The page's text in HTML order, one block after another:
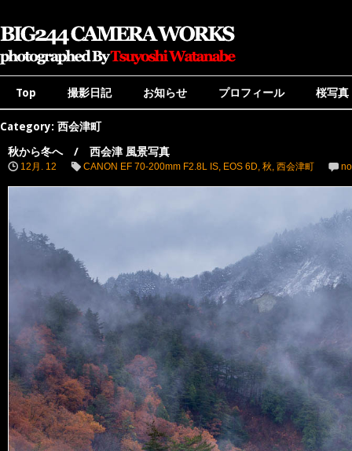
Top 撮影日記 お知らせ プロフィール 桜写真
Category: 西会津町
秋から冬へ / 西会津 風景写真
12月. 12 CANON EF 70-200mm F2.8L IS, EOS 6D, 秋, 西会津町